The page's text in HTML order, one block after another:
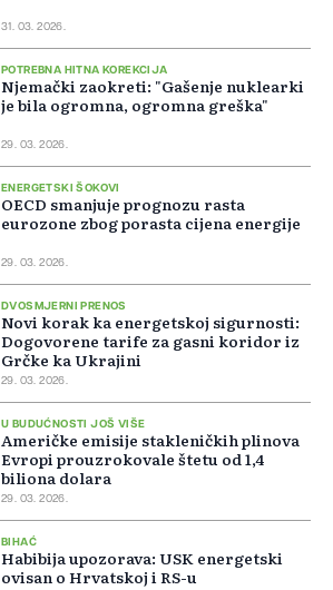
31. 03. 2026.
POTREBNA HITNA KOREKCIJA
Njemački zaokreti: "Gašenje nuklearki
je bila ogromna, ogromna greška"
29. 03. 2026.
ENERGETSKI ŠOKOVI
OECD smanjuje prognozu rasta
eurozone zbog porasta cijena energije
29. 03. 2026.
DVOSMJERNI PRENOS
Novi korak ka energetskoj sigurnosti:
Dogovorene tarife za gasni koridor iz
Grčke ka Ukrajini
29. 03. 2026.
U BUDUĆNOSTI JOŠ VIŠE
Američke emisije stakleničkih plinova
Evropi prouzrokovale štetu od 1,4
biliona dolara
29. 03. 2026.
BIHAĆ
Habibija upozorava: USK energetski
ovisan o Hrvatskoj i RS-u